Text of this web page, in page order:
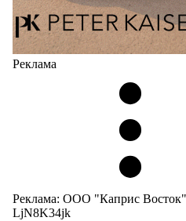
Реклама
Реклама: ООО "Каприс
LjN8K34jk